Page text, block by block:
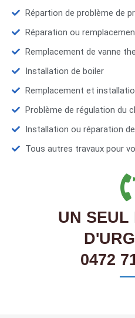
Répartion de problème de
Réparation ou
Remplacement de vanne
Installation de boiler
Remplacement et
Problème de régulation du
Installation ou réparation
Tous autres travaux pour
UN SEUL
0472